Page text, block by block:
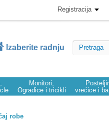
Registracija
Izaberite radnju
Monitori,
Ogradice i tricikli
vrećice i
robe